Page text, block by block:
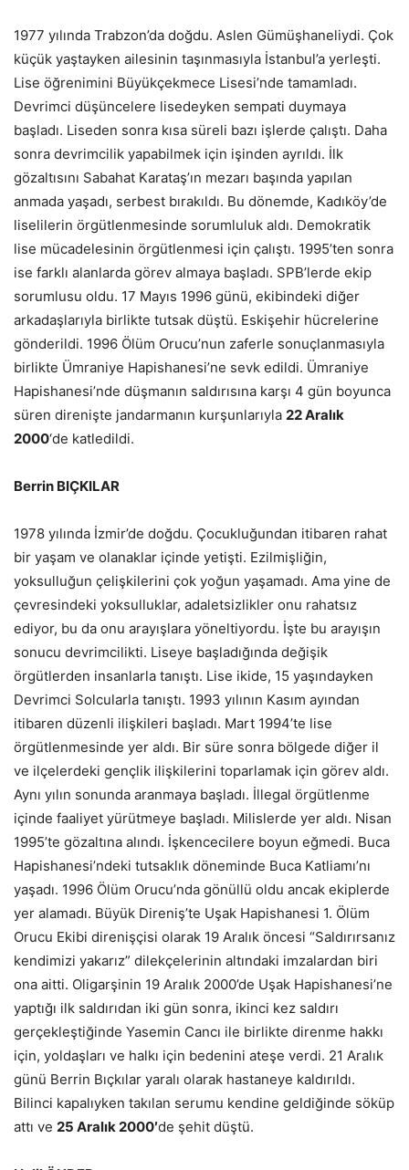
1977 yılında Trabzon’da doğdu. Aslen Gümüşhaneliydi. Çok
küçük yaştayken ailesinin taşınmasıyla İstanbul’a yerleşti.
Lise öğrenimini Büyükçekmece Lisesi’nde tamamladı.
Devrimci düşüncelere lisedeyken sempati duymaya
başladı. Liseden sonra kısa süreli bazı işlerde çalıştı. Daha
sonra devrimcilik yapabilmek için işinden ayrıldı. İlk
gözaltısını Sabahat Karataş’ın mezarı başında yapılan
anmada yaşadı, serbest bırakıldı. Bu dönemde, Kadıköy’de
liselilerin örgütlenmesinde sorumluluk aldı. Demokratik
lise mücadelesinin örgütlenmesi için çalıştı. 1995’ten sonra
ise farklı alanlarda görev almaya başladı. SPB’lerde ekip
sorumlusu oldu. 17 Mayıs 1996 günü, ekibindeki diğer
arkadaşlarıyla birlikte tutsak düştü. Eskişehir hücrelerine
gönderildi. 1996 Ölüm Orucu’nun zaferle sonuçlanmasıyla
birlikte Ümraniye Hapishanesi’ne sevk edildi. Ümraniye
Hapishanesi’nde düşmanın saldırısına karşı 4 gün boyunca
süren direnişte jandarmanın kurşunlarıyla 22 Aralık
2000‘de katledildi.
Berrin BIÇKILAR
1978 yılında İzmir’de doğdu. Çocukluğundan itibaren rahat
bir yaşam ve olanaklar içinde yetişti. Ezilmişliğin,
yoksulluğun çelişkilerini çok yoğun yaşamadı. Ama yine de
çevresindeki yoksulluklar, adaletsizlikler onu rahatsız
ediyor, bu da onu arayışlara yöneltiyordu. İşte bu arayışın
sonucu devrimcilikti. Liseye başladığında değişik
örgütlerden insanlarla tanıştı. Lise ikide, 15 yaşındayken
Devrimci Solcularla tanıştı. 1993 yılının Kasım ayından
itibaren düzenli ilişkileri başladı. Mart 1994’te lise
örgütlenmesinde yer aldı. Bir süre sonra bölgede diğer il
ve ilçelerdeki gençlik ilişkilerini toparlamak için görev aldı.
Aynı yılın sonunda aranmaya başladı. İllegal örgütlenme
içinde faaliyet yürütmeye başladı. Milislerde yer aldı. Nisan
1995’te gözaltına alındı. İşkencecilere boyun eğmedi. Buca
Hapishanesi’ndeki tutsaklık döneminde Buca Katliamı’nı
yaşadı. 1996 Ölüm Orucu’nda gönüllü oldu ancak ekiplerde
yer alamadı. Büyük Direniş’te Uşak Hapishanesi 1. Ölüm
Orucu Ekibi direnişçisi olarak 19 Aralık öncesi “Saldırırsanız
kendimizi yakarız” dilekçelerinin altındaki imzalardan biri
ona aitti. Oligarşinin 19 Aralık 2000’de Uşak Hapishanesi’ne
yaptığı ilk saldırıdan iki gün sonra, ikinci kez saldırı
gerçekleştiğinde Yasemin Cancı ile birlikte direnme hakkı
için, yoldaşları ve halkı için bedenini ateşe verdi. 21 Aralık
günü Berrin Bıçkılar yaralı olarak hastaneye kaldırıldı.
Bilinci kapalıyken takılan serumu kendine geldiğinde söküp
attı ve 25 Aralık 2000′de şehit düştü.